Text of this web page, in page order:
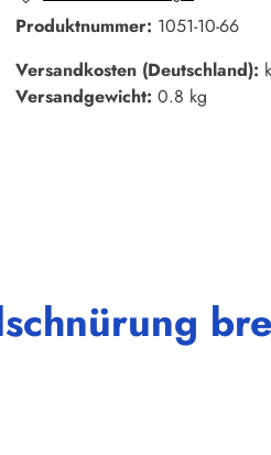
Produktnummer: 1051-10-66
Versandkosten (Deutschland):
Versandgewicht: 0.8 kg